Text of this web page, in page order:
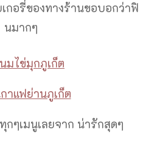
กอรี่ของทางร้านขอบอกว่าฟิ
นมากๆ
กๆเมนูเลยจาก น่ารักสุดๆ